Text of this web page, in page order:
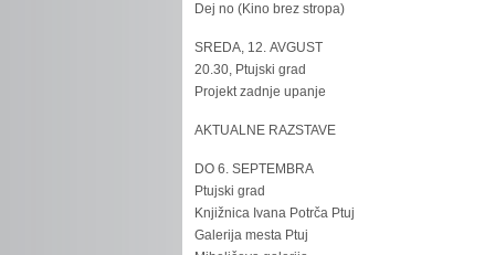
Dej no (Kino brez stropa)
SREDA, 12. AVGUST
20.30, Ptujski grad
Projekt zadnje upanje
AKTUALNE RAZSTAVE
DO 6. SEPTEMBRA
Ptujski grad
Knjižnica Ivana Potrča Ptuj
Galerija mesta Ptuj